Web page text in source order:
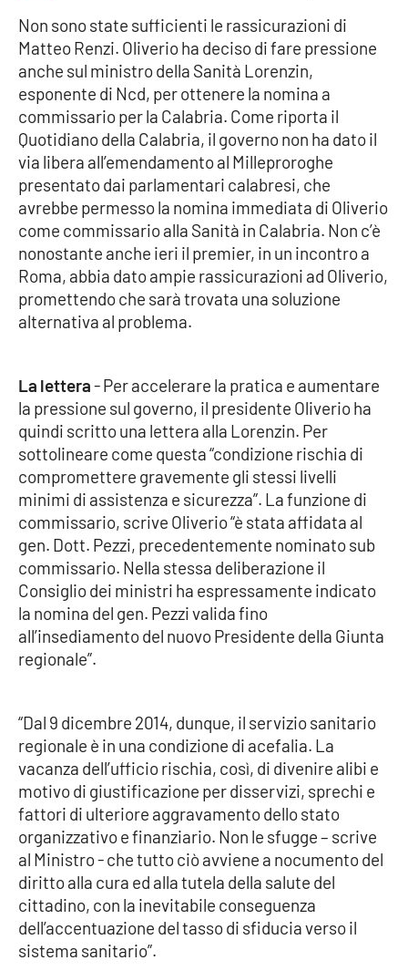
Cultura
Economia e Lavoro
Politica
Sanità
Società
Sport
RUBRICHE
Parchi Marini Calabria
Leggendo Alvaro insieme
Imprese Di Calabria
Le perfidie di Antonella Grippo
Venti di comunicazione
STREAMING
LaC Network
LaC OnAir
EDIZIONI
LOCALI
Catanzaro
Crotone
Non sono state sufficienti le rassicurazioni di
Matteo Renzi. Oliverio ha deciso di fare pressione
anche sul ministro della Sanità Lorenzin,
esponente di Ncd, per ottenere la nomina a
commissario per la Calabria. Come riporta il
Quotidiano della Calabria, il governo non ha dato il
via libera all’emendamento al Milleproroghe
presentato dai parlamentari calabresi, che
avrebbe permesso la nomina immediata di Oliverio
come commissario alla Sanità in Calabria. Non c’è
nonostante anche ieri il premier, in un incontro a
Roma, abbia dato ampie rassicurazioni ad Oliverio,
promettendo che sarà trovata una soluzione
alternativa al problema.
La lettera- Per accelerare la pratica e aumentare
la pressione sul governo, il presidente Oliverio ha
quindi scritto una lettera alla Lorenzin. Per
sottolineare come questa “condizione rischia di
compromettere gravemente gli stessi livelli
minimi di assistenza e sicurezza”. La funzione di
commissario, scrive Oliverio “è stata affidata al
gen. Dott. Pezzi, precedentemente nominato sub
commissario. Nella stessa deliberazione il
Consiglio dei ministri ha espressamente indicato
la nomina del gen. Pezzi valida fino
all’insediamento del nuovo Presidente della Giunta
regionale”.
“Dal 9 dicembre 2014, dunque, il servizio sanitario
regionale è in una condizione di acefalia. La
vacanza dell’ufficio rischia, così, di divenire alibi e
motivo di giustificazione per disservizi, sprechi e
fattori di ulteriore aggravamento dello stato
organizzativo e finanziario. Non le sfugge – scrive
al Ministro - che tutto ciò avviene a nocumento del
diritto alla cura ed alla tutela della salute del
cittadino, con la inevitabile conseguenza
dell’accentuazione del tasso di sfiducia verso il
sistema sanitario”.